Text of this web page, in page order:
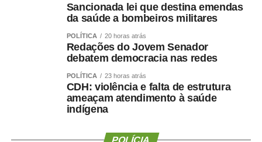
forma lasciva ou sexualmente explícita ou a fornecer
fotografias ou vídeos sexuais ou sensuais.
Também terá aumento de um terço da pena quem
cometer o crime prevalecendo-se de relações
domésticas, de coabitação ou de hospitalidade, ou ainda
no exercício de cargo ou função pública.
Ronda virtual
Sancionada lei que destina emendas
da saúde a bombeiros militares
POLÍTICA 20 horas atrás
Redações do Jovem Senador
debatem democracia nas redes
POLÍTICA 23 horas atrás
CDH: violência e falta de estrutura
ameaçam atendimento à saúde
indígena
POLÍCIA